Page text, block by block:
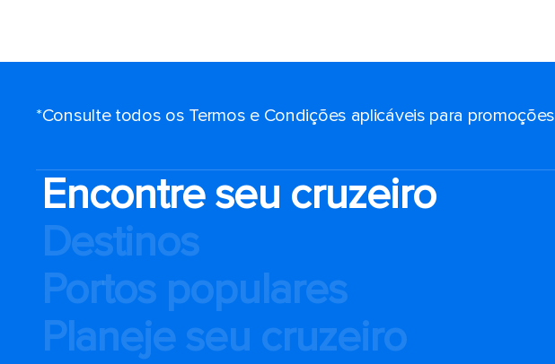
*Consulte todos os Termos e Condições aplicáveis ​​para promoções
Encontre seu cruzeiro
Destinos
Portos populares
Planeje seu cruzeiro